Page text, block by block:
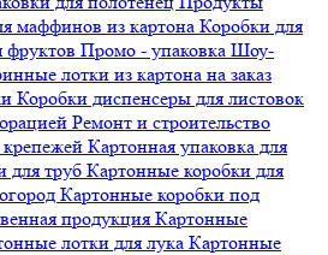
маффинов из картона Коробки для
фруктов Промо - упаковка Шоу-
лотки из картона на заказ
Коробки диспенсеры для листовок
Ремонт и строительство
крепежей Картонная упаковка для
для труб Картонные коробки для
Картонные коробки под
продукция Картонные
лотки для лука Картонные